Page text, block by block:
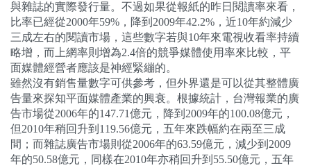
與雜誌的實際發行量。不過如果從報紙的昨日閱讀率來看，
比率已經從2000年59% ，降到 2009年42.2% ，近10年約減少
三成左右的閱讀市場，這些數字若與10年來電視收看率持續
略增，而上網率則增為2.4倍的競爭媒體使用率來比較，平
面媒體經營者應該是神經緊繃的。
雖然沒有銷售量數字可供參考，但外界還是可以從其整體廣
告量來探知平面媒體產業的興衰。根據統計，台灣報業的廣
告市場從2006年的147.71億元，降到 2009年的100.08億元，
但2010年稍回升到 119.56億元，五年來跌幅約在兩至三成
間；而雜誌廣告市場則從2006年的63.59億元，減少到 2009
年的50.58億元，同樣在2010年亦稍回升到 55.50億元，五年